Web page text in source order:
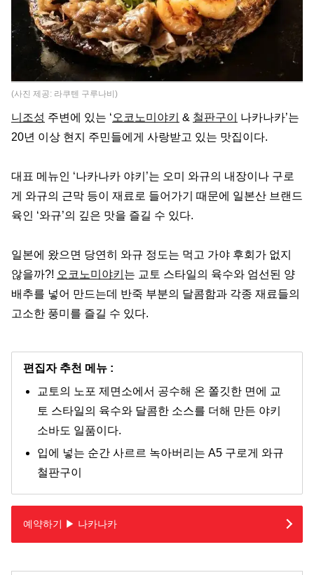
(사진 제공: 라쿠텐 구루나비)
니조성 주변에 있는 ‘오코노미야키 & 철판구이
나카나카’는
20년 이상 현지 주민들에게 사랑받고 있는 맛집이다.
대표 메뉴인 ‘나카나카 야키’는 오미 와규의 내장이나 구로
게 와규의 근막 등이 재료로 들어가기 때문에 일본산 브랜드
육인 ‘와규’의 깊은 맛을 즐길 수 있다.
일본에 왔으면 당연히 와규 정도는 먹고 가야 후회가 없지
않을까?! 오코노미야키 는 교토 스타일의 육수와 엄선된 양
배추를 넣어 만드는데 반죽 부분의 달콤함과 각종 재료들의
고소한 풍미를 즐길 수 있다.
편집자 추천 메뉴 :
교토의 노포 제면소에서 공수해 온 쫄깃한 면에 교
토 스타일의 육수와 달콤한 소스를 더해 만든 야키
소바도 일품이다.
입에 넣는 순간 사르르 녹아버리는 A5 구로게 와규
철판구이
예약하기 ▶ 나카나카